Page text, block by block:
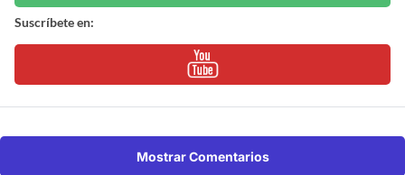
Suscríbete en:
Mostrar Comentarios